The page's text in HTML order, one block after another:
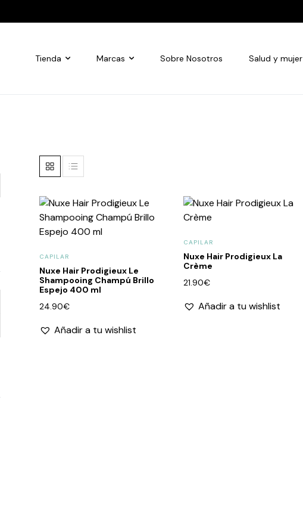
Tienda Marcas Sobre Nosotros Salud y mujer
mínimo
máximo
CAPILAR
Nuxe Hair Prodigieux Le
Shampooing Champú Brillo
Espejo 400 ml
24.90€
Añadir a tu wishlist
CAPILAR
Nuxe Hair Prodigieux La
Crème
21.90€
Añadir a tu wishlist